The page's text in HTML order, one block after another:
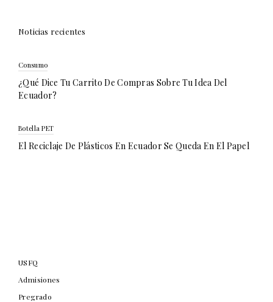
Noticias recientes
Consumo
¿Qué Dice Tu Carrito De Compras Sobre Tu Idea Del
Ecuador?
Botella PET
El Reciclaje De Plásticos En Ecuador Se Queda En El Papel
USFQ
Admisiones
Pregrado